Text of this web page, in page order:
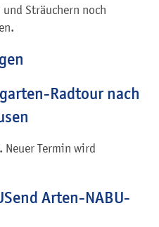
Sträuchern noch
Radtour nach
Neuer Termin wird
Arten-NABU-